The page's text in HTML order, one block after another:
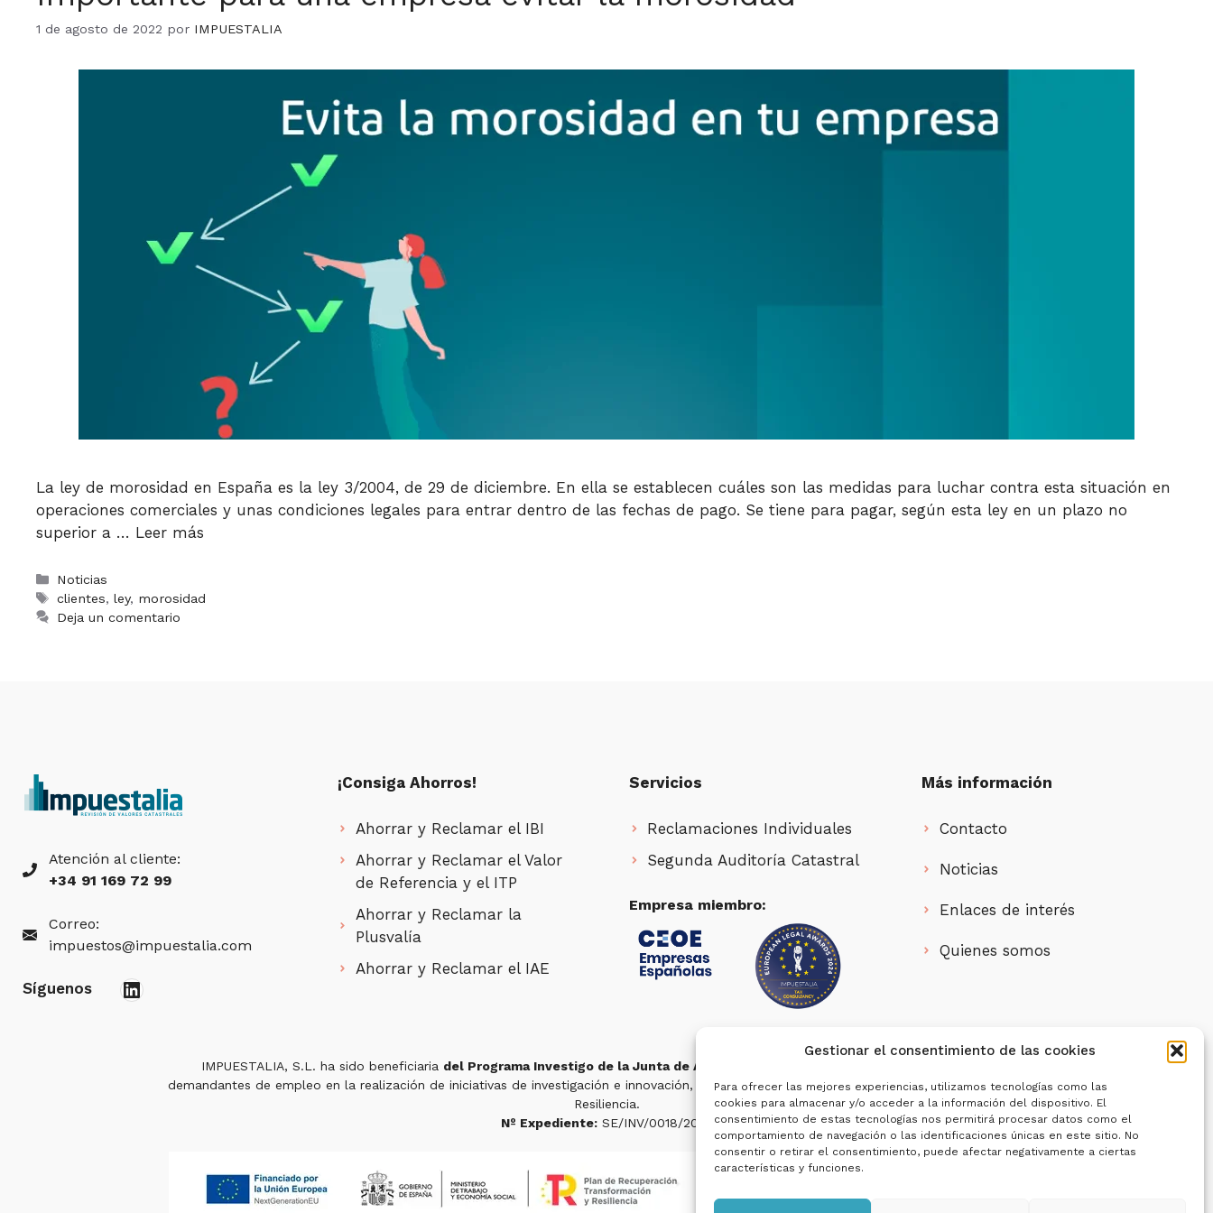
Gestionar el consentimiento de las cookies
Para ofrecer las mejores experiencias, utilizamos tecnologías como las
cookies para almacenar y/o acceder a la información del dispositivo. El
consentimiento de estas tecnologías nos permitirá procesar datos como el
comportamiento de navegación o las identificaciones únicas en este sitio. No
consentir o retirar el consentimiento, puede afectar negativamente a ciertas
características y funciones.
1 de agosto de 2022 por IMPUESTALIA
La ley de morosidad en España es la ley 3/2004, de 29 de diciembre. En ella se establecen cuáles son las medidas para luchar contra esta situación en
operaciones comerciales y unas condiciones legales para entrar dentro de las fechas de pago. Se tiene para pagar, según esta ley en un plazo no
superior a … Leer más
Categorías
Noticias
Etiquetas
clientes,ley, morosidad
Deja un comentario
Atención al cliente:
+34 91 169 72 99
Correo:
impuestos@impuestalia.com
Síguenos LinkedIn
¡Consiga Ahorros!
Ahorrar y Reclamar el IBI
Ahorrar y Reclamar el Valor
de Referencia y el ITP
Ahorrar y Reclamar la
Plusvalía
Ahorrar y Reclamar el IAE
Servicios
Reclamaciones Individuales
Segunda Auditoría Catastral
Empresa miembro:
Más información
Contacto
Noticias
Enlaces de interés
Quienes somos
IMPUESTALIA, S.L. ha sido beneficiaria del Programa Investigo de la Junta de Andalucía
demandantes de empleo en la realización de iniciativas de investigación e innovación, en el marco del Plan de Recuperación, Transformación y
Resiliencia.
Nº Expediente:SE/INV/0018/2022